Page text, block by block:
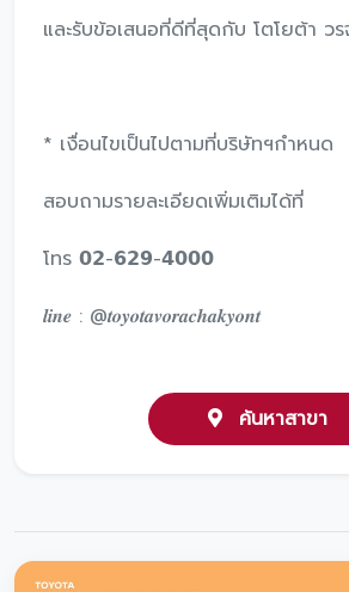
และรับข้อเสนอที่ดีที่สุดกับ โตโยต้า ว
* เงื่อนไขเป็นไปตามที่บริษัทฯกำหนด
สอบถามรายละเอียดเพิ่มเติมได้ที่
โทร 𝟬𝟮-𝟲𝟮𝟵-𝟰𝟬𝟬𝟬
𝒍𝒊𝒏𝒆 : @𝒕𝒐𝒚𝒐𝒕𝒂𝒗𝒐𝒓𝒂𝒄𝒉𝒂𝒌𝒚𝒐𝒏𝒕
ค้นหาสาขา